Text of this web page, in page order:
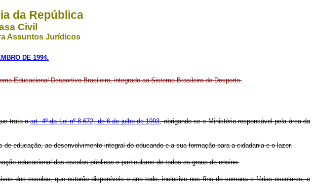
da República
Civil
Assuntos Jurídicos
DE 1994.
Educacional Desportivo Brasileiro, integrado ao Sistema Brasileiro de Desporto.
trata oart. 4º da Lei nº 8.672, de 6 de julho de 1993, obrigando-se o Ministério responsável pela área da
educação, ao desenvolvimento integral do educando e a sua formação para a cidadania e o lazer.
educacional das escolas públicas e particulares de todos os graus de ensino.
das escolas, que estarão disponíveis o ano todo, inclusive nos fins de semana e férias escolares, e